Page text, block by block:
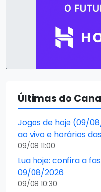
Últimas do
Jogos de hoje (09/
ao vivo e horários
09/08 11:00
Lua hoje: confira a
09/08/2026
09/08 10:30